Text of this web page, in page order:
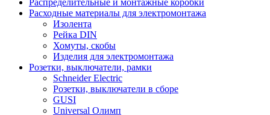
Распределительные и монтажные коробки
Расходные материалы для электромонтажа
Изолента
Рейка DIN
Хомуты, скобы
Изделия для электромонтажа
Розетки, выключатели, рамки
Schneider Electric
Розетки, выключатели в сборе
GUSI
Universal Олимп